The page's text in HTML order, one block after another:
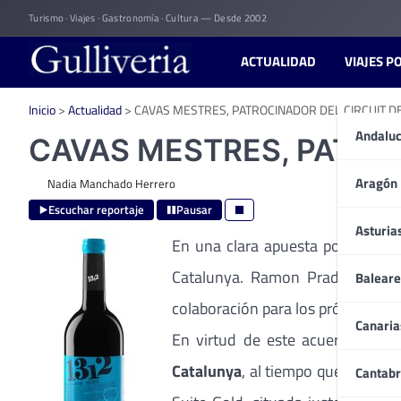
to
content
Turismo · Viajes · Gastronomía · Cultura — Desde 2002
ACTUALIDAD VIAJES
Aragón
Inicio>Actualidad>CAVAS MESTRES, PATROCINADOR DEL CIRCUIT
CAVAS MESTRES,
Nadia Manchado Herrero
Escuchar reportaje Pausar
En una clara apuesta por dar
Catalunya. Ramon Praderas,
colaboración para los próximos
En virtud de este acuerdo, los
Catalunya, al tiempo que la